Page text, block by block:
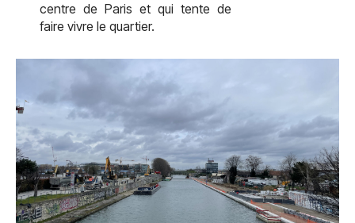
centre de Paris et qui tente de
faire vivre le quartier.